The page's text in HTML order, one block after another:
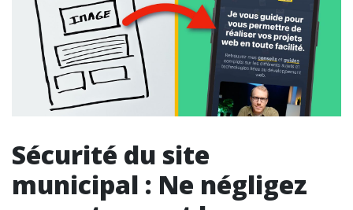
Sécurité du site
municipal : Ne négligez